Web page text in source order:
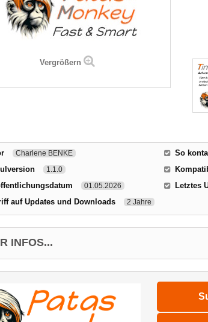
Vergrößern
Charlene BENKE
1.1.0
01.05.2026
auf Updates und Downloads 2 Jahre
So
Letztes
INFOS...